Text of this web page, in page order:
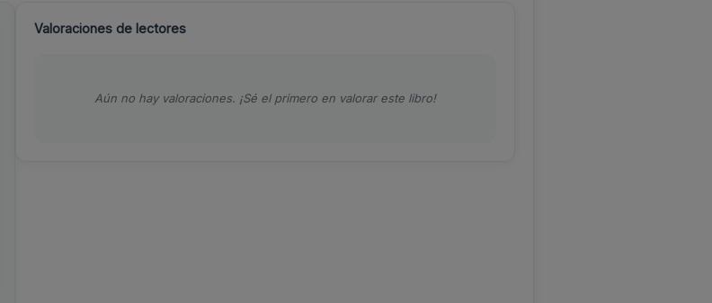
Valoraciones de lectores
Aún no hay valoraciones. ¡Sé el primero en valorar este libro!